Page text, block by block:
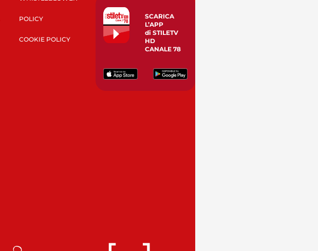
POLICY
COOKIE POLICY
SCARICA
L’APP
di STILETV
HD
CANALE 78